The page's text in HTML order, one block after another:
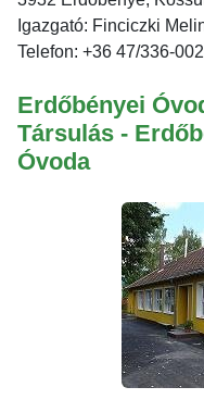
Igazgató: Finciczki
Telefon: +36 47/336-002
Erdőbényei
Társulás -
Óvoda